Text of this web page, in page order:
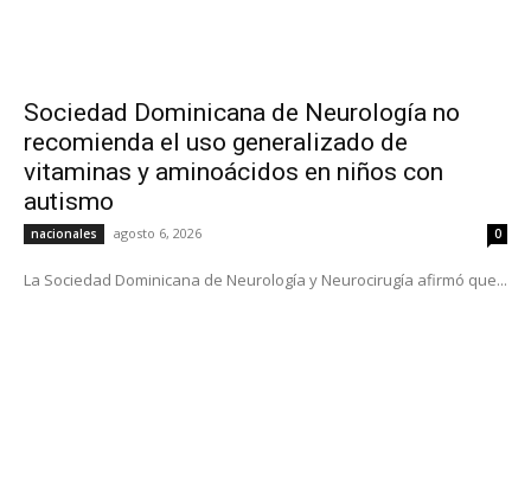
Sociedad Dominicana de Neurología no
recomienda el uso generalizado de
vitaminas y aminoácidos en niños con
autismo
nacionales agosto 6, 2026 0
La Sociedad Dominicana de Neurología y Neurocirugía afirmó que...